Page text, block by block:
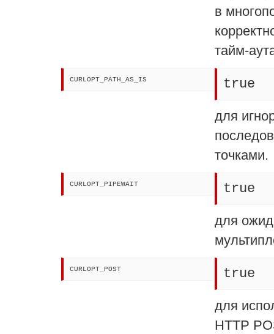
в
тайм-
CURLOPT_PATH_AS_IS true
для
точками.
CURLOPT_PIPEWAIT true
для
CURLOPT_POST true
для
HTTP